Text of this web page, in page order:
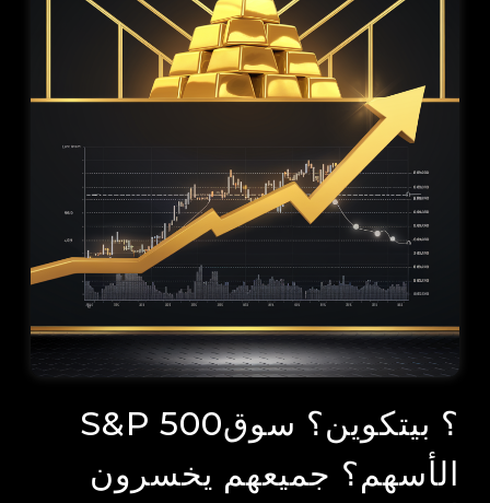
S&P 500؟ بيتكوين؟ سوق
الأسهم؟ جميعهم يخسرون